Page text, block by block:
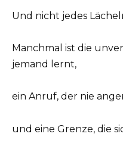
Und nicht jedes
Manchmal ist die
jemand lernt,
ein Anruf, der nie
und eine Grenze, die